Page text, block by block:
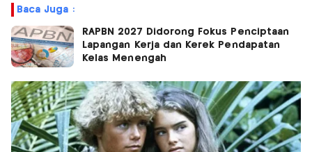
Baca Juga :
RAPBN 2027 Didorong Fokus Penciptaan
Lapangan Kerja dan Kerek Pendapatan
Kelas Menengah